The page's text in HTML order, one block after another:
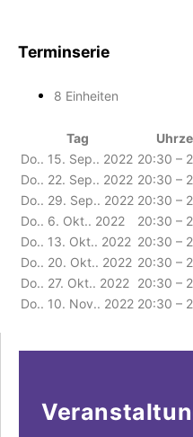
Terminserie
8 Einheiten
Tag
Do.. 15. Sep.. 2022 20:30 –
Do.. 22. Sep.. 2022 20:30 –
Do.. 29. Sep.. 2022 20:30 –
Do.. 6. Okt.. 2022
20:30 –
Do.. 13. Okt.. 2022 20:30 –
Do.. 20. Okt.. 2022 20:30 –
Do.. 27. Okt.. 2022 20:30 –
Do.. 10. Nov.. 2022 20:30 –